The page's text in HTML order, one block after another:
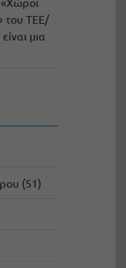
του ΤΕΕ/
μια
(51)